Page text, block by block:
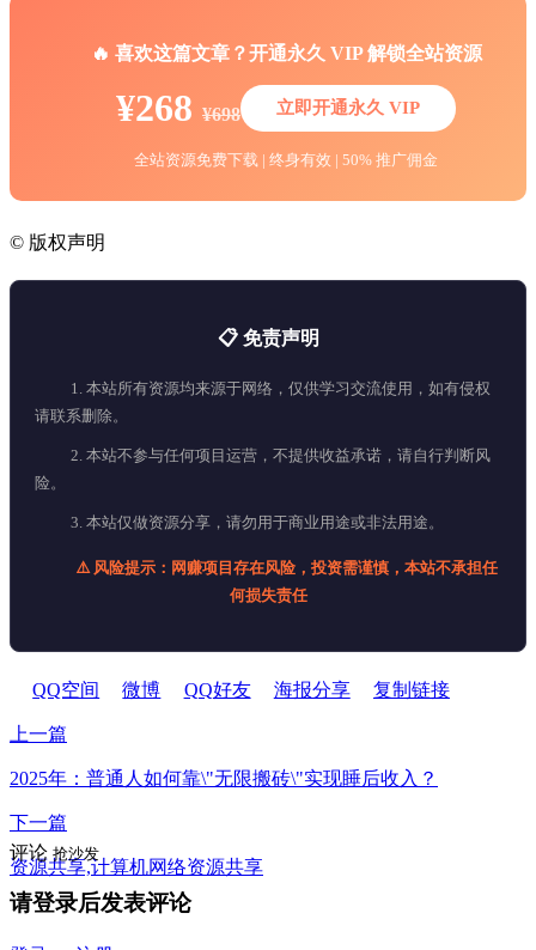
🔥 喜欢这篇文章？开通永久 VIP 解锁全站资源
¥268 ¥698 立即开通永久 VIP
全站资源免费下载 | 终身有效 | 50% 推广佣金
© 版权声明
📋 免责声明
1. 本站所有资源均来源于网络，仅供学习交流使用，如有侵权
请联系删除。
2. 本站不参与任何项目运营，不提供收益承诺，请自行判断风
险。
3. 本站仅做资源分享，请勿用于商业用途或非法用途。
⚠️ 风险提示：网赚项目存在风险，投资需谨慎，本站不承担任
何损失责任
QQ空间 微博 QQ好友 海报分享 复制链接
上一篇
2025年：普通人如何靠\"无限搬砖\"实现睡后收入？
下一篇
资源共享,计算机网络资源共享
评论 抢沙发
请登录后发表评论